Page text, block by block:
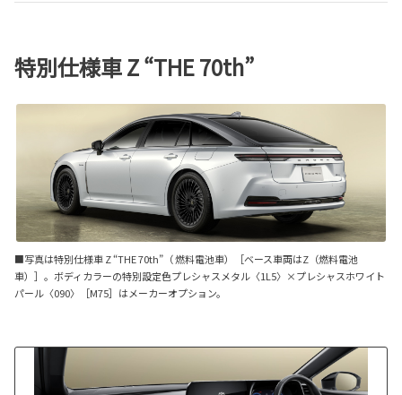
特別仕様車 Z “THE 70th”
■写真は特別仕様車 Z “THE 70th”（ 燃料電池車）［ベース車両はZ（燃料電池
車）］。ボディカラーの特別設定色プレシャスメタル〈1L5〉×プレシャスホワイト
パール〈090〉［M75］はメーカーオプション。